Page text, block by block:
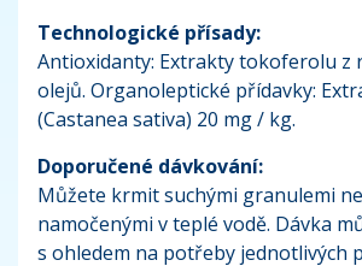
Technologické přísady:
Antioxidanty: Extrakty tokoferolu z
olejů. Organoleptické přídavky:
(Castanea sativa) 20 mg / kg.
Doporučené dávkování:
Můžete krmit suchými granulemi
namočenými v teplé vodě. Dávka
s ohledem na potřeby jednotlivých